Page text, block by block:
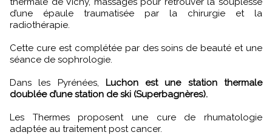
d’une épaule traumatisée par la chirurgie et la
radiothérapie.
Cette cure est complétée par des soins de beauté et une
séance de sophrologie.
Dans les Pyrénées, Luchon est une station thermale
doublée d’une station de ski (Superbagnères).
Les Thermes proposent une cure de rhumatologie
adaptée au traitement post cancer.